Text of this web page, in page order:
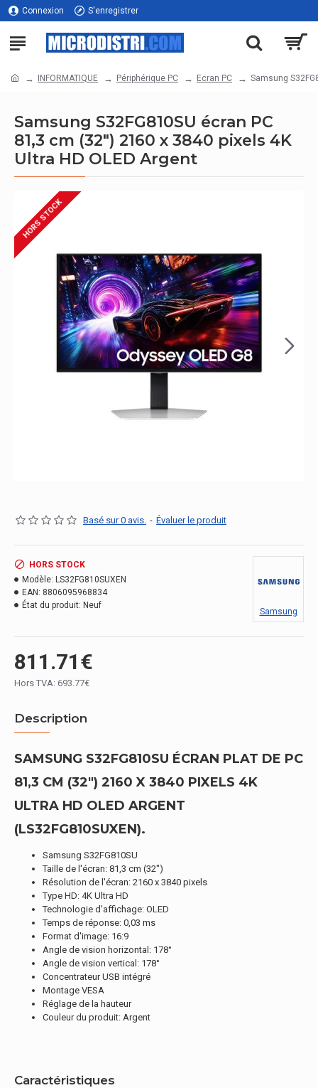
Connexion S'enregistrer
INFORMATIQUE Périphérique PC Ecran PC Samsung
Samsung S32FG810SU écran PC
81,3 cm (32") 2160 x 3840 pixels 4K
Ultra HD OLED Argent
HORS STOCK
Basé sur 0 avis. - Évaluer le produit
811.71€
Hors TVA: 693.77€
HORS STOCK
Modèle: LS32FG810SUXEN
EAN: 8806095968834
État du produit: Neuf
Samsung
Description
SAMSUNG S32FG810SU ÉCRAN PLAT DE PC
81,3 CM (32") 2160 X 3840 PIXELS 4K
ULTRA HD OLED ARGENT
(LS32FG810SUXEN).
Samsung S32FG810SU
Taille de l'écran: 81,3 cm (32")
Résolution de l'écran: 2160 x 3840 pixels
Type HD: 4K Ultra HD
Technologie d'affichage: OLED
Temps de réponse: 0,03 ms
Format d'image: 16:9
Angle de vision horizontal: 178°
Angle de vision vertical: 178°
Concentrateur USB intégré
Montage VESA
Réglage de la hauteur
Couleur du produit: Argent
Caractéristiques